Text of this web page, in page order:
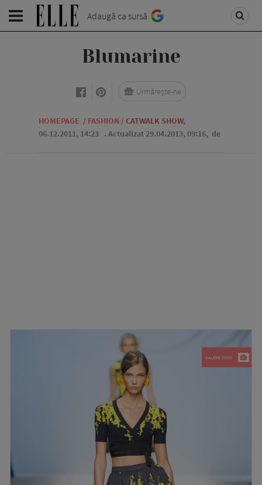
Adaugă ca sursă
Blumarine
HOMEPAGE / FASHION / CATWALK SHOW,
06.12.2011, 14:23 . Actualizat 29.04.2013, 09:16, de
Urmărește-ne